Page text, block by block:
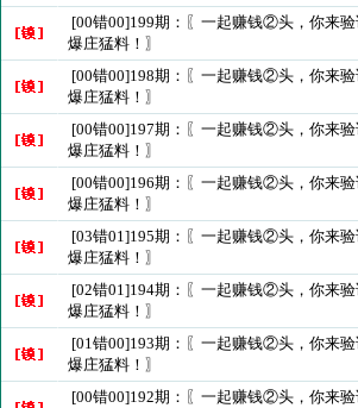
[00错00]199期：〖一起赚钱②头，你来
爆庄猛料！〗
[00错00]198期：〖一起赚钱②头，你来
爆庄猛料！〗
[00错00]197期：〖一起赚钱②头，你来
爆庄猛料！〗
[00错00]196期：〖一起赚钱②头，你来
爆庄猛料！〗
[03错01]195期：〖一起赚钱②头，你来
爆庄猛料！〗
[02错01]194期：〖一起赚钱②头，你来
爆庄猛料！〗
[01错00]193期：〖一起赚钱②头，你来
爆庄猛料！〗
[00错00]192期：〖一起赚钱②头，你来